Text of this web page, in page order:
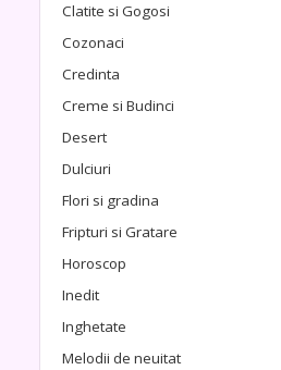
Clatite si Gogosi
Cozonaci
Credinta
Creme si Budinci
Desert
Dulciuri
Flori si gradina
Fripturi si Gratare
Horoscop
Inedit
Inghetate
Melodii de neuitat